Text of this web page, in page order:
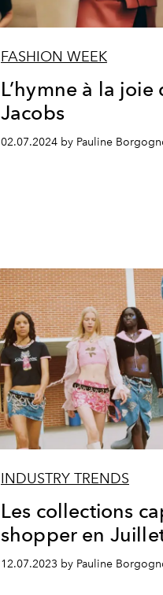
FASHION WEEK
L’hymne à la joie
Jacobs
02.07.2024 by Pauline
INDUSTRY TRENDS
Les collections
shopper en
12.07.2023 by Pauline